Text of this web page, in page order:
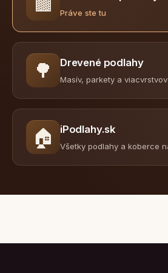
Práve ste tu
🌳 Drevené podlahy
Masív, parkety a
🏠 iPodlahy.sk
Všetky podlahy a koberce